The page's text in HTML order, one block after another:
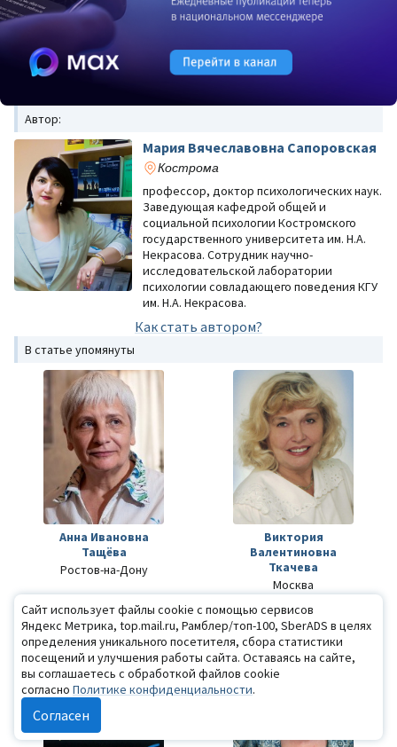
Автор:
Мария Вячеславовна Сапоровская
Кострома
профессор, доктор психологических наук.
Заведующая кафедрой общей и
социальной психологии Костромского
государственного университета им. Н.А.
Некрасова. Сотрудник научно-
исследовательской лаборатории
психологии совладающего поведения КГУ
им. Н.А. Некрасова.
Как стать автором?
В статье упомянуты
Анна Ивановна
Тащёва
Ростов-на-Дону
Виктория
Валентиновна
Ткачева
Москва
Сайт использует файлы cookie с помощью сервисов
Яндекс Метрика, top.mail.ru, Рамблер/топ-100, SberADS в целях
определения уникального посетителя, сбора статистики
посещений и улучшения работы сайта. Оставаясь на сайте,
вы соглашаетесь с обработкой файлов cookie
согласно Политике конфиденциальности.
Согласен